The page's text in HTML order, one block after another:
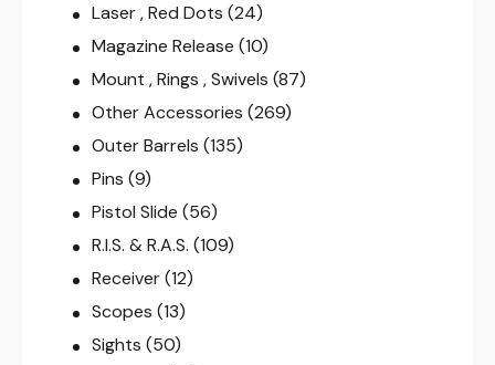
Laser , Red Dots (24)
Magazine Release (10)
Mount , Rings , Swivels (87)
Other Accessories (269)
Outer Barrels (135)
Pins (9)
Pistol Slide (56)
R.I.S. & R.A.S. (109)
Receiver (12)
Scopes (13)
Sights (50)